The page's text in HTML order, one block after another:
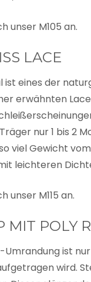
unser M105 an.
LACE
ist eines der
erwähnten
nur 1 bis 2
viel Gewicht
leichteren
unser M115 an.
MIT POLY
ist
wird.